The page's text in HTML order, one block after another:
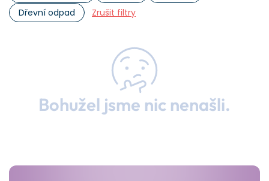
Dřevní odpad
Zrušit filtry
Bohužel jsme nic nenašli.